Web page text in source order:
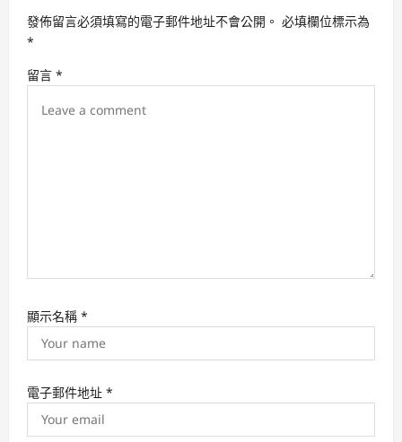
a
t
i
發佈留言必須填寫的電子郵件地址不會公開。 必填欄位標示為
*
留言 *
顯示名稱 *
電子郵件地址 *